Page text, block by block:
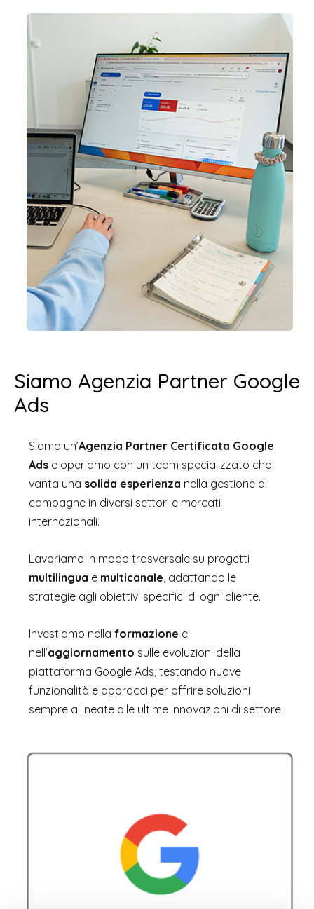
Siamo Agenzia Partner Google
Ads
Siamo un’Agenzia Partner Certificata Google
Ads e operiamo con un team specializzato che
vanta una solida esperienza nella gestione di
campagne in diversi settori e mercati
internazionali.
Lavoriamo in modo trasversale su progetti
multilingua e multicanale, adattando le
strategie agli obiettivi specifici di ogni cliente.
Investiamo nella formazione e
nell’aggiornamento sulle evoluzioni della
piattaforma Google Ads, testando nuove
funzionalità e approcci per offrire soluzioni
sempre allineate alle ultime innovazioni di settore.